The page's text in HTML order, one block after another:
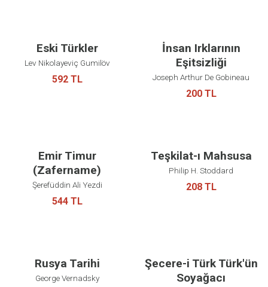
Eski Türkler
Lev Nikolayeviç Gumilöv
592 TL
İnsan Irklarının
Eşitsizliği
Joseph Arthur De Gobineau
200 TL
Emir Timur
(Zafername)
Şerefüddin Ali Yezdi
544 TL
Teşkilat-ı Mahsusa
Philip H. Stoddard
208 TL
Rusya Tarihi
George Vernadsky
Şecere-i Türk Türk'ün
Soyağacı